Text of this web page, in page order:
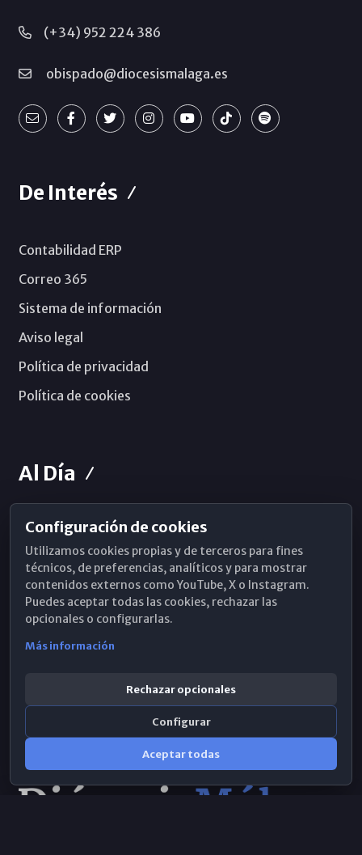
(+34) 952 224 386
obispado@diocesismalaga.es
De Interés
Contabilidad ERP
Correo 365
Sistema de información
Aviso legal
Política de privacidad
Política de cookies
Al Día
Horarios de Misa
Hemeroteca
WhatsApp
Configuración de cookies
Utilizamos cookies propias y de terceros para fines
técnicos, de preferencias, analíticos y para mostrar
contenidos externos como YouTube, X o Instagram.
Puedes aceptar todas las cookies, rechazar las
opcionales o configurarlas.
Más información
Rechazar opcionales
Configurar
Aceptar todas